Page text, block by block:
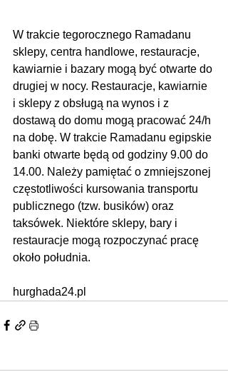
W trakcie tegorocznego Ramadanu
sklepy, centra handlowe, restauracje,
kawiarnie i bazary mogą być otwarte do
drugiej w nocy. Restauracje, kawiarnie
i sklepy z obsługą na wynos i z
dostawą do domu mogą pracować 24/h
na dobę. W trakcie Ramadanu egipskie
banki otwarte będą od godziny 9.00 do
14.00. Należy pamiętać o zmniejszonej
częstotliwości kursowania transportu
publicznego (tzw. busików) oraz
taksówek. Niektóre sklepy, bary i
restauracje mogą rozpoczynać pracę
około południa.
hurghada24.pl